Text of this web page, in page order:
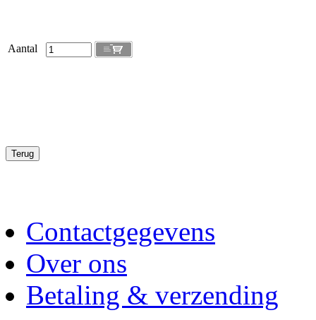
Aantal
Contactgegevens
Over ons
Betaling & verzending